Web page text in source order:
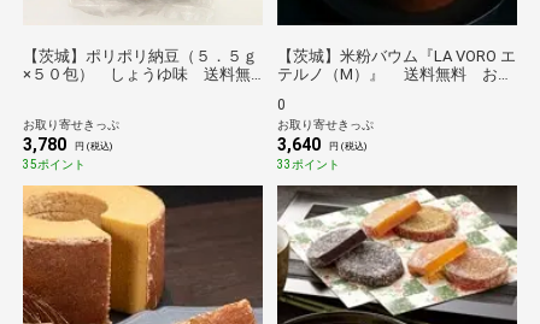
【茨城】ポリポリ納豆（５．５ｇ
×５０包） しょうゆ味 送料無
お取り寄せきっぷ
3,780 円 (税込)
35ポイント
【茨城】米粉バウム『LA VORO エ
テルノ（M）』 送料無料 お取
物 ギフト プレゼント 手土産 お持
たせ
0
お取り寄せきっぷ
3,640 円 (税込)
33ポイント